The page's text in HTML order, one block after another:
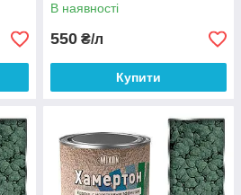
В наявності
550 ₴/л
Купити